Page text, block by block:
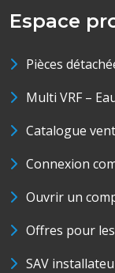
Espace
Pièces
Multi VRF –
Catalogue
Connexion
Ouvrir un
Offres pour
SAV